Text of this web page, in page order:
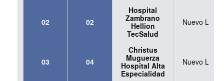
02 02
Hospital
Zambrano
Hellion
TecSalud
Nuevo León
03 04
Christus
Muguerza
Hospital Alta
Especialidad
Nuevo León